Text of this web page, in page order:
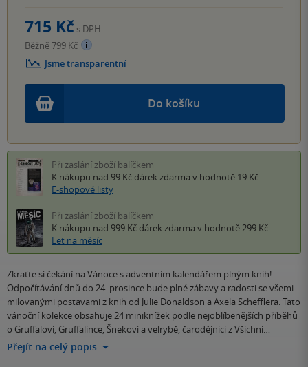
Do košíku
715 Kč s DPH
Běžně 799 Kč
Jsme transparentní
Při zaslání zboží balíčkem
K nákupu nad 99 Kč dárek zdarma v hodnotě 19 Kč
E-shopové listy
Při zaslání zboží balíčkem
K nákupu nad 999 Kč dárek zdarma v hodnotě 299 Kč
Let na měsíc
Zkraťte si čekání na Vánoce s adventním kalendářem plným knih!
Odpočítávání dnů do 24. prosince bude plné zábavy a radosti se všemi
milovanými postavami z knih od Julie Donaldson a Axela Schefflera. Tato
vánoční kolekce obsahuje 24 miniknížek podle nejoblíbenějších příběhů
o Gruffalovi, Gruffalince, Šnekovi a velrybě, čarodějnici z Všichni…
Přejít na celý popis